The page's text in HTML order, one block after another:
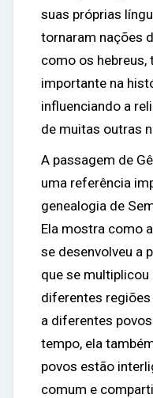
suas próprias
tornaram nações
como os hebreus,
importante na
influenciando a
de muitas outras
A passagem de
uma referência
genealogia de
Ela mostra como
se desenvolveu a
que se multiplicou
diferentes
a diferentes
tempo, ela
povos estão
comum e